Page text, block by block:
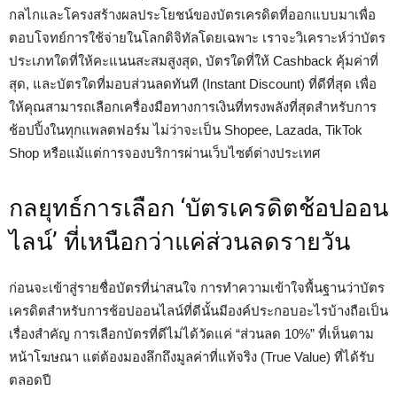
กลไกและโครงสร้างผลประโยชน์ของบัตรเครดิตที่ออกแบบมาเพื่อ
ตอบโจทย์การใช้จ่ายในโลกดิจิทัลโดยเฉพาะ เราจะวิเคราะห์ว่าบัตร
ประเภทใดที่ให้คะแนนสะสมสูงสุด, บัตรใดที่ให้ Cashback คุ้มค่าที่
สุด, และบัตรใดที่มอบส่วนลดทันที (Instant Discount) ที่ดีที่สุด เพื่อ
ให้คุณสามารถเลือกเครื่องมือทางการเงินที่ทรงพลังที่สุดสำหรับการ
ช้อปปิ้งในทุกแพลตฟอร์ม ไม่ว่าจะเป็น Shopee, Lazada, TikTok
Shop หรือแม้แต่การจองบริการผ่านเว็บไซต์ต่างประเทศ
กลยุทธ์การเลือก ‘บัตรเครดิตช้อปออน
ไลน์’ ที่เหนือกว่าแค่ส่วนลดรายวัน
ก่อนจะเข้าสู่รายชื่อบัตรที่น่าสนใจ การทำความเข้าใจพื้นฐานว่าบัตร
เครดิตสำหรับการช้อปออนไลน์ที่ดีนั้นมีองค์ประกอบอะไรบ้างถือเป็น
เรื่องสำคัญ การเลือกบัตรที่ดีไม่ได้วัดแค่ “ส่วนลด 10%” ที่เห็นตาม
หน้าโฆษณา แต่ต้องมองลึกถึงมูลค่าที่แท้จริง (True Value) ที่ได้รับ
ตลอดปี